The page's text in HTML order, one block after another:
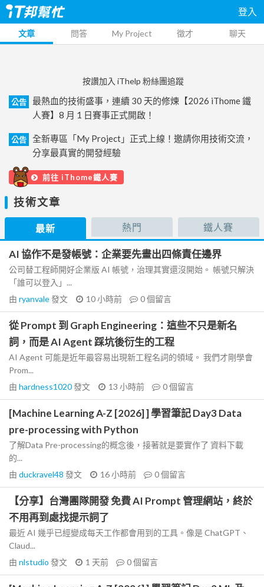
登入
文章 問答 My Project 徵才 聊天
按讚加入 iThelp 粉絲團追蹤
公告
最熱血的技術盛事，連續 30 天的修煉【2026 iThome 鐵
人賽】8 月 1 日賽事正式開啟！
公告
全新專區「My Project」正式上線！邀請你用技術交流，
分享最真實的開發經驗
前往 iThome鐵人賽
技術文章
最新 熱門 鐵人賽
AI 協作不是發帳號：企業要先畫出四條責任邊界
公司替工程師開好企業版 AI 帳號，治理其實還沒開始。 帳號只解決
「誰可以登入」...
由 ryanvale發文 10 小時前 0個留言
從 Prompt 到 Graph Engineering：這些不只是新名
詞，而是 AI Agent 踩坑後衍生的工程
AI Agent 可能是近年最容易出現新工程名詞的領域。 我們才剛學會
Prom...
由 hardness1020發文 13 小時前 0個留言
[Machine Learning A-Z [2026] ] 學習筆記 Day3 Data
pre-processing with Python
了解Data Pre-processing的概念後，接著就是要實作了 資料下載
的...
由 duckravel48 發文 16 小時前 0個留言
【分享】台灣團隊開發 免費 AI Prompt 管理網站，終於
不用再到處找提示詞了
最近 AI 幾乎已經變成每天工作都會用到的工具。像是 ChatGPT、
Claud...
由 nlstudio 發文 1 天前 0個留言